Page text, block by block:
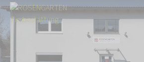
Start Über uns Aktuelles